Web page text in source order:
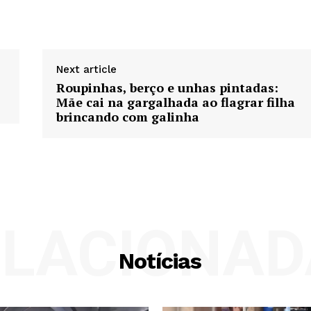
Next article
Roupinhas, berço e unhas pintadas:
Mãe cai na gargalhada ao flagrar filha
brincando com galinha
Notícias